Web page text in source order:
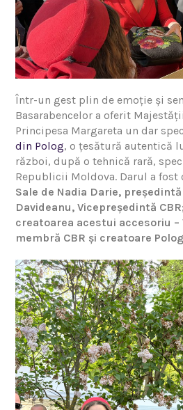
Într-un gest plin de emoție și
Basarabencelor a oferit
Principesa Margareta un dar
din Polog, o țesătură autentică
război, după o tehnică rară,
Republicii Moldova. Darul a fost
Sale de Nadia Darie, președintă
Davideanu, Vicepreședintă
creatoarea acestui accesoriu –
membră CBR și creatoare